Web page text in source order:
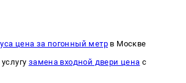
цена за погонный метр в Москве
замена входной двери цена с